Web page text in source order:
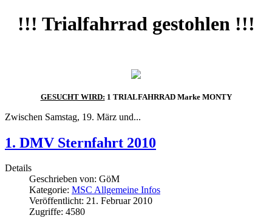
!!! Trialfahrrad gestohlen !!!
GESUCHT WIRD: 1 TRIALFAHRRAD Marke MONTY
Zwischen Samstag, 19. März und...
1. DMV Sternfahrt 2010
Details
Geschrieben von: GöM
Kategorie: MSC Allgemeine Infos
Veröffentlicht: 21. Februar 2010
Zugriffe: 4580